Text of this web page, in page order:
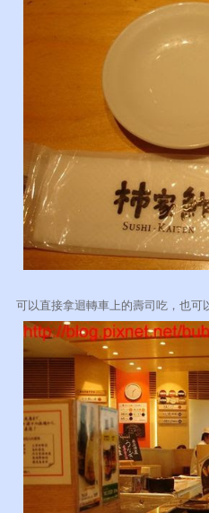
可以直接拿迴轉車上的壽司吃，也可